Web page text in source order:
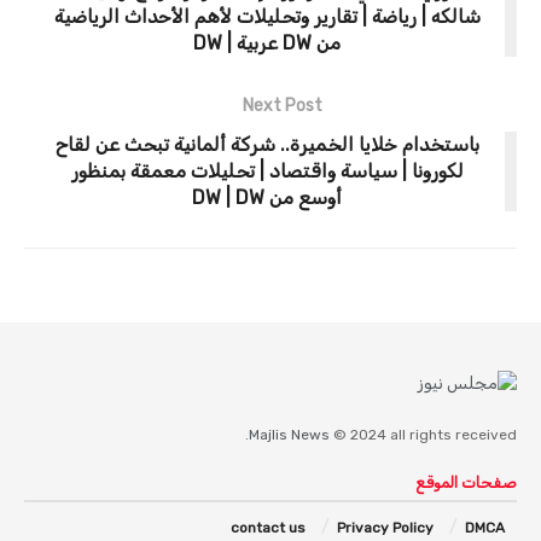
شالكه | رياضة | تقارير وتحليلات لأهم الأحداث الرياضية
من DW عربية | DW
Next Post
باستخدام خلايا الخميرة.. شركة ألمانية تبحث عن لقاح
لكورونا | سياسة واقتصاد | تحليلات معمقة بمنظور
أوسع من DW | DW
Majlis News © 2024 all rights received.
صفحات الموقع
DMCA
Privacy Policy
contact us